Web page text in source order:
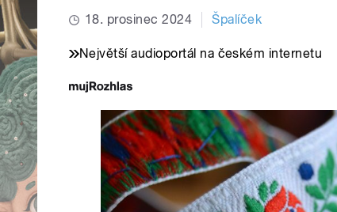
18. prosinec 2024 Špalíček
Největší audioportál na českém internetu